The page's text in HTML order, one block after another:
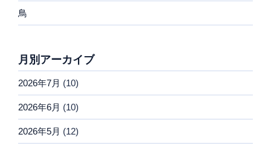
鳥
月別アーカイブ
2026年7月 (10)
2026年6月 (10)
2026年5月 (12)